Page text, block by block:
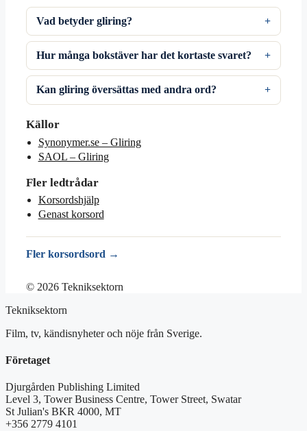
Vad betyder gliring?
Hur många bokstäver har det kortaste svaret?
Kan gliring översättas med andra ord?
Källor
Synonymer.se – Gliring
SAOL – Gliring
Fler ledtrådar
Korsordshjälp
Genast korsord
Fler korsordsord →
© 2026 Tekniksektorn
Tekniksektorn
Film, tv, kändisnyheter och nöje från Sverige.
Företaget
Djurgården Publishing Limited
Level 3, Tower Business Centre, Tower Street, Swatar
St Julian's BKR 4000, MT
+356 2779 4101